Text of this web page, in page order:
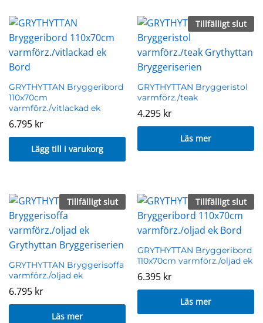
GRYTHYTTAN Bryggeribord
110x70cm
varmförz./vitlackad ek
6.795 kr
Lägg till i varukorg
Tillfälligt slut
GRYTHYTTAN Bryggeristol
varmförz./teak
4.295 kr
Läs mer
Tillfälligt slut
GRYTHYTTAN Bryggerisoffa
varmförz./oljad ek
6.795 kr
Läs mer
Tillfälligt slut
GRYTHYTTAN Bryggeribord
110x70cm varmförz./oljad ek
6.395 kr
Läs mer